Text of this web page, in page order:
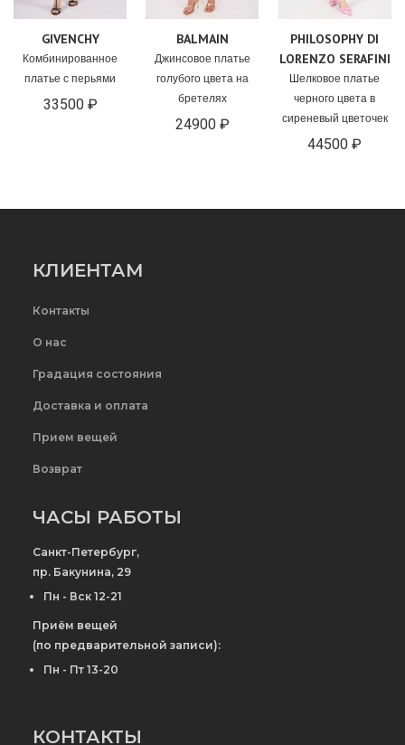
GIVENCHY
Комбинированное
платье с перьями
33500 ₽
BALMAIN
Джинсовое платье
голубого цвета на
бретелях
24900 ₽
PHILOSOPHY DI
LORENZO SERAFINI
Шелковое платье
черного цвета в
сиреневый цветочек
44500 ₽
КЛИЕНТАМ
Контакты
О нас
Градация состояния
Доставка и оплата
Прием вещей
Возврат
ЧАСЫ РАБОТЫ
Санкт-Петербург,
пр. Бакунина, 29
Пн - Вск 12-21
Приём вещей
(по предварительной записи):
Пн - Пт 13-20
КОНТАКТЫ